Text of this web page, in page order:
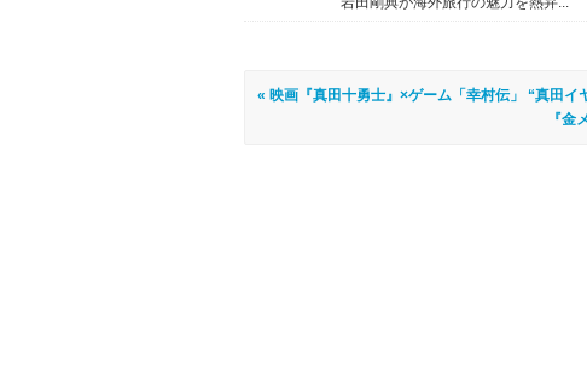
« 映画『真田十勇士』×ゲーム「幸村伝」 “真田イ
『金